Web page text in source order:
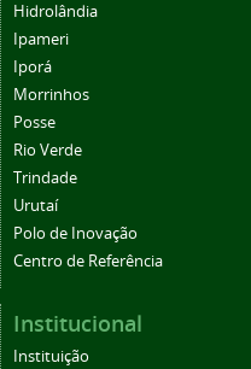
Hidrolândia
Ipameri
Iporá
Morrinhos
Posse
Rio Verde
Trindade
Urutaí
Polo de Inovação
Centro de Referência
Institucional
Instituição